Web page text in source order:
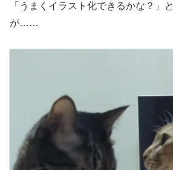
「うまくイラスト化できるかな？」
が……